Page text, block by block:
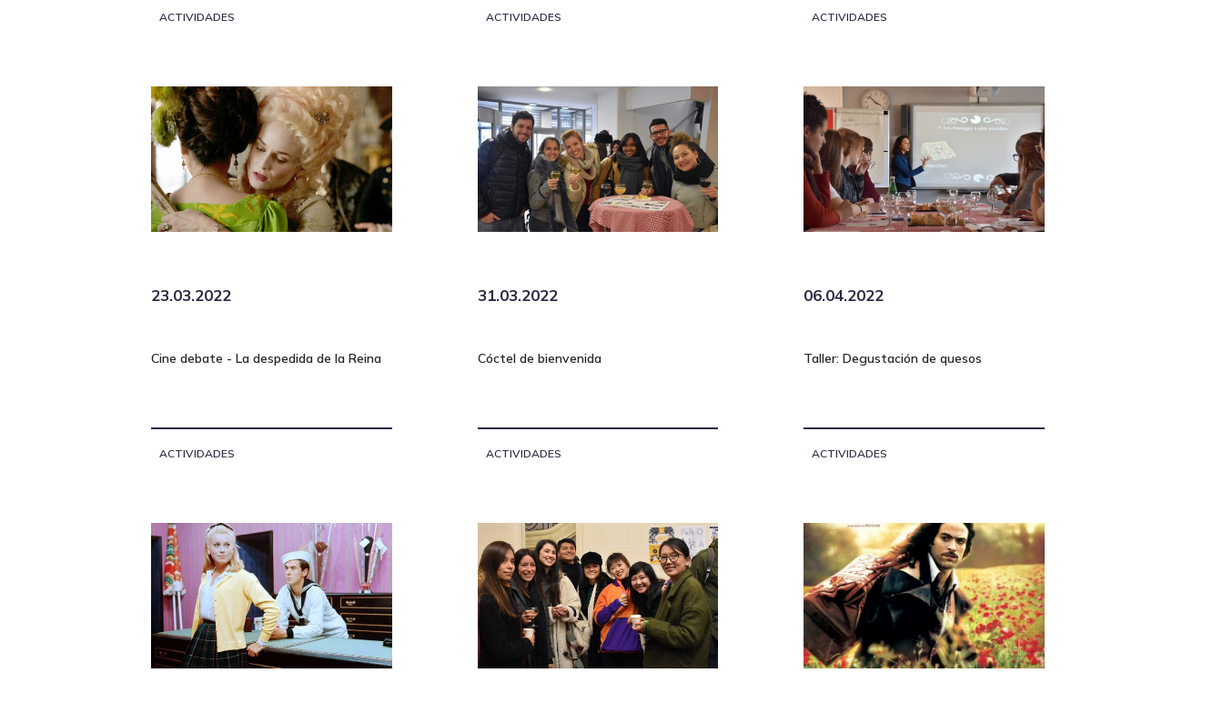
ACTIVIDADES ACTIVIDADES ACTIVIDADES
23.03.2022
Cine debate - La despedida de la Reina
ACTIVIDADES
31.03.2022
Cóctel de bienvenida
ACTIVIDADES
06.04.2022
Taller: Degustación de quesos
ACTIVIDADES